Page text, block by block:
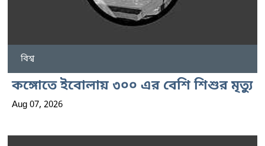
বিশ্ব
কঙ্গোতে ইবোলায় ৩০০ এর বেশি শিশুর মৃত্যু
Aug 07, 2026